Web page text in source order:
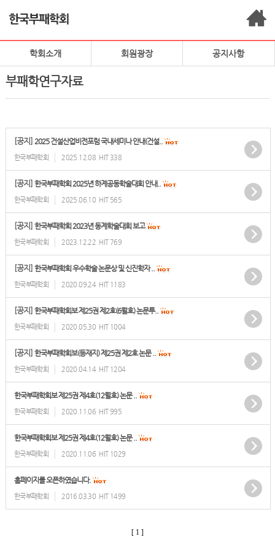
학회소개 회원광장 공지사항
부패학연구자료
[공지] 2025 건설산업비전포럼 국내세미나 안내(건설..
한국부패학회 2025.12.08 HIT 338
[공지] 한국부패학회 2025년 하계공동학술대회 안내..
한국부패학회 2025.06.10 HIT 565
[공지] 한국부패학회 2023년 동계학술대회 보고
한국부패학회 2023.12.22 HIT 769
[공지] 한국부패학회 우수학술 논문상 및 신진학자 ..
한국부패학회 2020.09.24 HIT 1183
[공지] 한국부패학회보 제25권 제2호(6월호) 논문투..
한국부패학회 2020.05.30 HIT 1004
[공지] 한국부패학회보(등재지) 제25권 제2호 논문 ..
한국부패학회 2020.04.14 HIT 1204
한국부패학회보 제25권 제4호(12월호) 논문 ..
한국부패학회 2020.11.06 HIT 995
한국부패학회보 제25권 제4호(12월호) 논문 ..
한국부패학회 2020.11.06 HIT 1029
홈페이지를 오픈하였습니다.
한국부패학회 2016.03.30 HIT 1499
[ 1 ]